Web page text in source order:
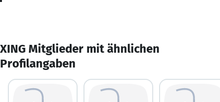
XING Mitglieder mit ähnlichen
Profilangaben